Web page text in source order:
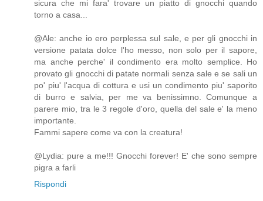
sicura che mi fara' trovare un piatto di gnocchi quando
torno a casa...
@Ale: anche io ero perplessa sul sale, e per gli gnocchi in
versione patata dolce l'ho messo, non solo per il sapore,
ma anche perche' il condimento era molto semplice. Ho
provato gli gnocchi di patate normali senza sale e se sali un
po' piu' l'acqua di cottura e usi un condimento piu' saporito
di burro e salvia, per me va benissimno. Comunque a
parere mio, tra le 3 regole d'oro, quella del sale e' la meno
importante.
Fammi sapere come va con la creatura!
@Lydia: pure a me!!! Gnocchi forever! E' che sono sempre
pigra a farli
Rispondi